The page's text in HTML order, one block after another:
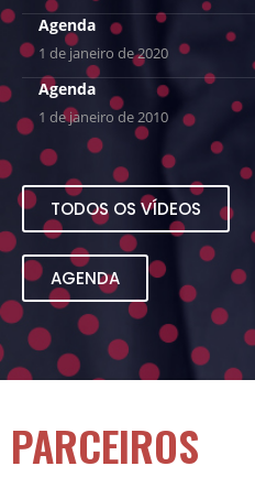
Agenda
1 de janeiro de 2020
Agenda
1 de janeiro de 2010
TODOS OS VÍDEOS
AGENDA
PARCEIROS